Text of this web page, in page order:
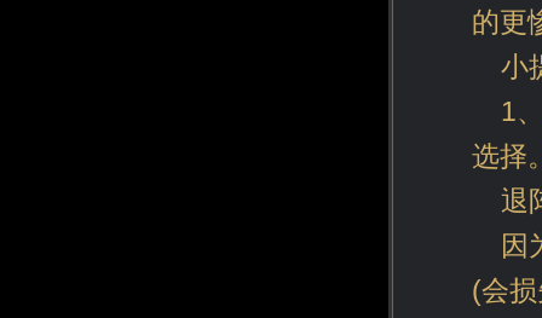
的更
小
1
选择
退
因
(会